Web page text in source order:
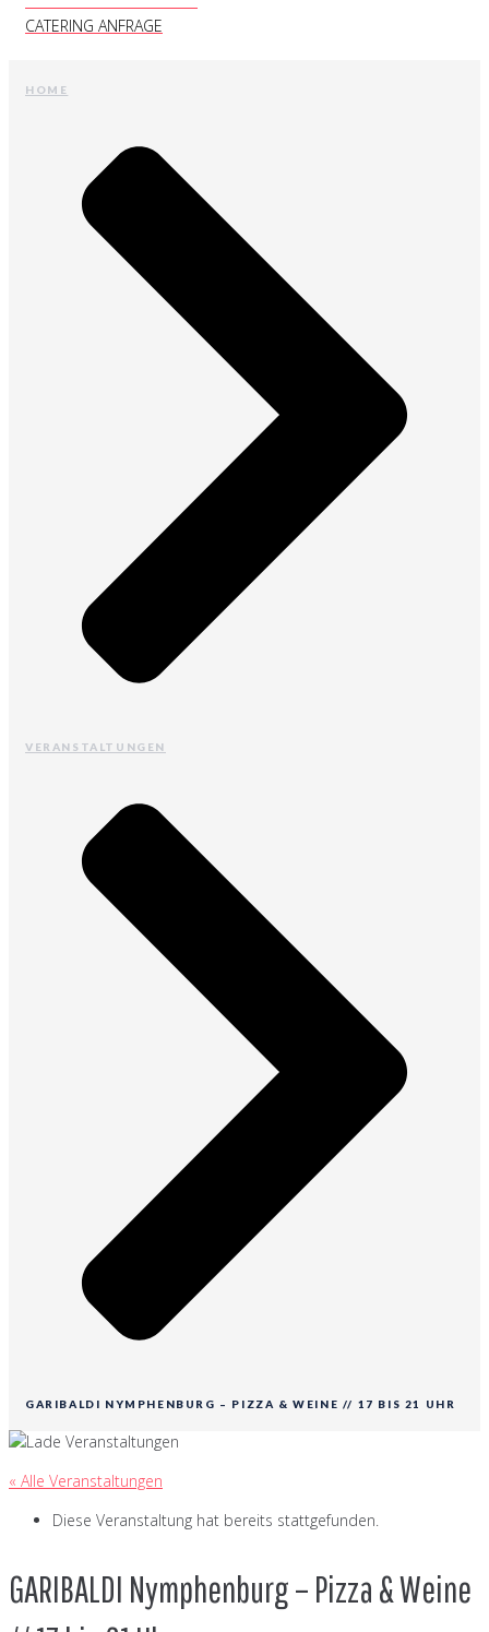
CATERING ANFRAGE
HOME
VERANSTALTUNGEN
GARIBALDI NYMPHENBURG – PIZZA & WEINE // 17 BIS 21 UHR
« Alle Veranstaltungen
Diese Veranstaltung hat bereits stattgefunden.
GARIBALDI Nymphenburg – Pizza & Weine